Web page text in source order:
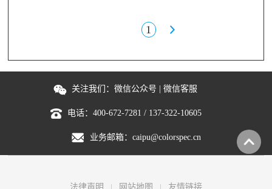
1
关注我们： 微信公众号 微信客服
电话： 400-672-7281 / 137-322-10605
业务邮箱： caipu@colorspec.cn
法律声明 网站地图 友情链接